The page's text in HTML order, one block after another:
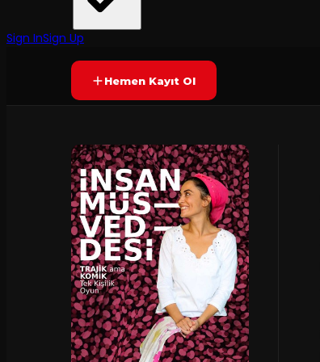
Sign InSign UpYAKINDA
Hemen Kayıt Ol